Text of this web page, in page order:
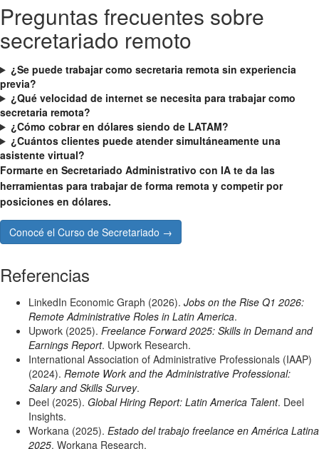
Preguntas frecuentes sobre
secretariado remoto
¿Se puede trabajar como secretaria remota sin experiencia
previa?
¿Qué velocidad de internet se necesita para trabajar como
secretaria remota?
¿Cómo cobrar en dólares siendo de LATAM?
¿Cuántos clientes puede atender simultáneamente una
asistente virtual?
Formarte en Secretariado Administrativo con IA te da las
herramientas para trabajar de forma remota y competir por
posiciones en dólares.
Conocé el Curso de Secretariado →
Referencias
LinkedIn Economic Graph (2026). Jobs on the Rise Q1 2026:
Remote Administrative Roles in Latin America.
Upwork (2025). Freelance Forward 2025: Skills in Demand and
Earnings Report. Upwork Research.
International Association of Administrative Professionals (IAAP)
(2024). Remote Work and the Administrative Professional:
Salary and Skills Survey.
Deel (2025). Global Hiring Report: Latin America Talent. Deel
Insights.
Workana (2025). Estado del trabajo freelance en América Latina
2025. Workana Research.